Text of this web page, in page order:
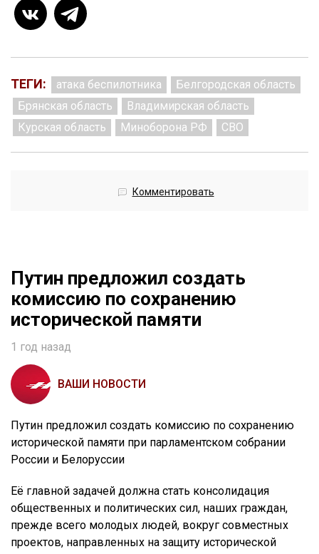
ТЕГИ: атака беспилотника
Белгородская область
Брянская область
Владимирская область
Курская область
Миноборона РФ СВО
Комментировать
Путин предложил создать
комиссию по сохранению
исторической памяти
1 год назад
ВАШИ НОВОСТИ
Путин предложил создать комиссию по сохранению
исторической памяти при парламентском собрании
России и Белоруссии
Её главной задачей должна стать консолидация
общественных и политических сил, наших граждан,
прежде всего молодых людей, вокруг совместных
проектов, направленных на защиту исторической